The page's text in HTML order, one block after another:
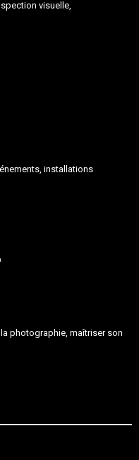
visuelle,
installations
photographie, maîtriser son